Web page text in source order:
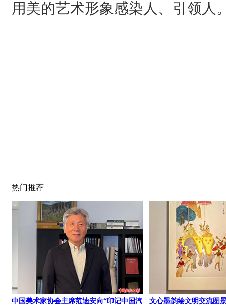
用美的艺术形象感染人、引领人
热门推荐
中国美术家协会主席范迪安向“印记中国汽
文心墨韵绘文明交流图